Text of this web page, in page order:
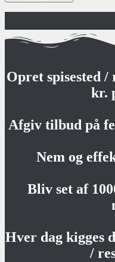
Opret spisested
kr.
Afgiv tilbud på
Nem og
Bliv set af
Hver dag kigges
/